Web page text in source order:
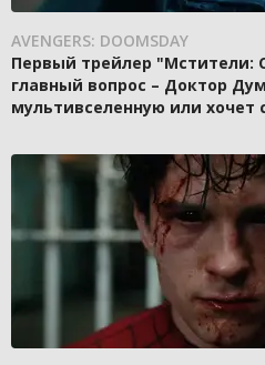
AVENGERS: DOOMSDAY
Первый трейлер "Мстители:
главный вопрос – Доктор
мультивселенную или хочет